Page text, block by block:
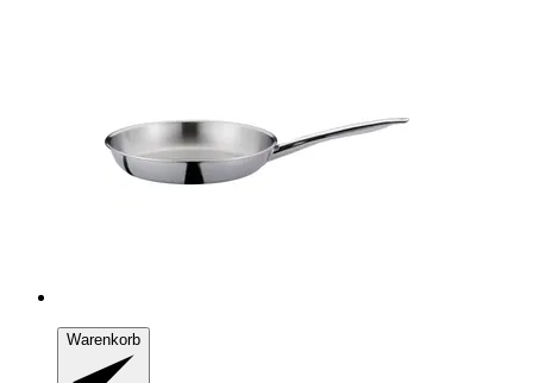
Warenkorb